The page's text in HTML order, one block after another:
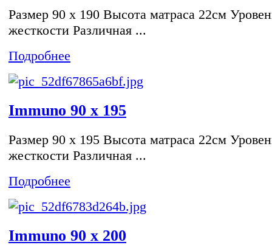
Размер 90 x 190 Высота матраса 22см
жесткости Различная ...
Подробнее
Immuno 90 x 195
Размер 90 x 195 Высота матраса 22см
жесткости Различная ...
Подробнее
Immuno 90 x 200